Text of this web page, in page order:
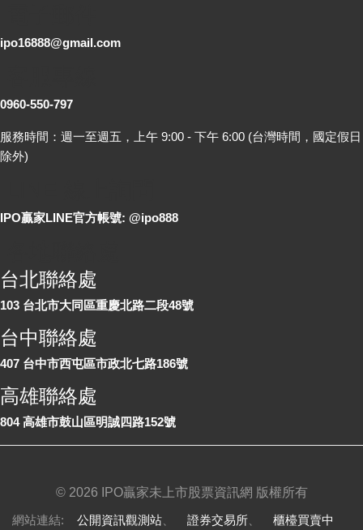
ipo16888@gmail.com
0960-550-797
服務時間：週一至週五，上午 9:00 - 下午 6:00 (台灣時間，國定假日
除外)
IPO贏家LINE官方帳號: @ipo888
台北聯絡處
103 台北市大同區重慶北路二段48號
台中聯絡處
407 台中市西屯區市政北七路186號
高雄聯絡處
804 高雄市鼓山區明誠四路152號
© 2026 IPO贏家未上市股票資訊網 版權所有
網站連結: 公開資訊觀測站 證券交易所 櫃檯買賣中